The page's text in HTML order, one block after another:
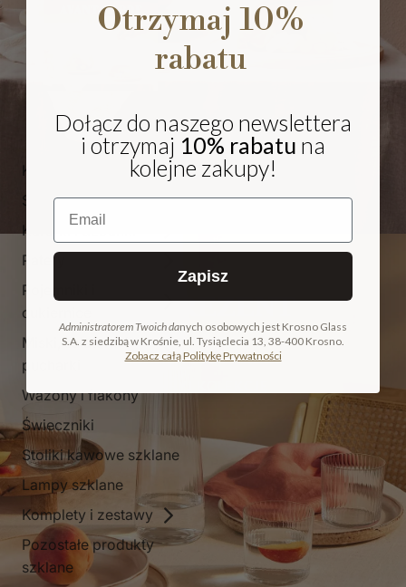
Kieliszki i pokale
Szklanki
Karafki i dzbanki
Patery
Pojemniki i
cukiernice
Miski, salaterki i
pucharki
Wazony i flakony
Świeczniki
Stoliki kawowe szklane
Lampy szklane
Komplety i zestawy
Pozostałe produkty
szklane
NA PREZENT
COLLECTION
Otrzymaj 10%
rabatu
Dołącz do naszego newslettera
i otrzymaj 10% rabatu na
kolejne zakupy!
Email
Zapisz
Administratorem Twoich danych osobowych jest Krosno Glass
S.A. z siedzibą w Krośnie, ul. Tysiąclecia 13, 38-400 Krosno.
Zobacz całą Politykę Prywatności